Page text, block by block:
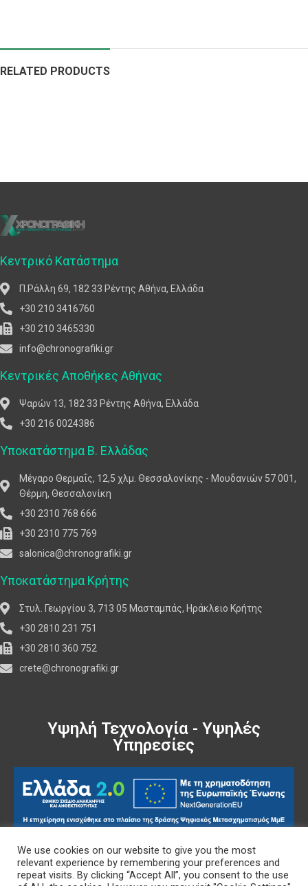
RELATED PRODUCTS
Κεντρικό Κατάστημα
Π.Ράλλη 69, 182 33 Ρέντης Αθήνα, Ελλάδα
+30 210 3416760
+30 210 3465330
info@chronografiki.gr
Κεντρικές Αποθήκες Αθήνας
Ψαρών 13, 182 33 Ρέντης Αθήνα, Ελλάδα
+30 216 0024386
Υποκατάστημα Β. Ελλάδας
Μέγαρο Θερμαΐς, 12,5 χλμ. Θεσσαλονίκης - Μουδανιών 57 001,
Θέρμη, Θεσσαλονίκη
+30 2310 768 666
+30 2310 775 769
salonica@chronografiki.gr
Υποκατάστημα Κρήτης
Στυλ. Γεωργίου 3, 713 05 Μασταμπάς, Ηράκλειο Κρήτης
+30 2810 231 751
+30 2810 360 752
crete@chronografiki.gr
Υψηλή Τεχνολογία - Υψηλές
Υπηρεσίες
Πολιτική Δεδομένων
We use cookies on our website to give you the most
relevant experience by remembering your preferences and
repeat visits. By clicking “Accept All”, you consent to the use